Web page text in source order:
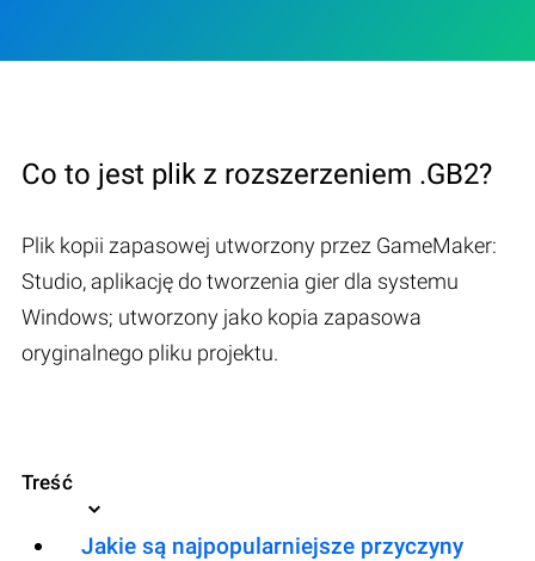
Co to jest plik z rozszerzeniem .GB2?
Plik kopii zapasowej utworzony przez GameMaker:
Studio, aplikację do tworzenia gier dla systemu
Windows; utworzony jako kopia zapasowa
oryginalnego pliku projektu.
Treść
Jakie są najpopularniejsze przyczyny